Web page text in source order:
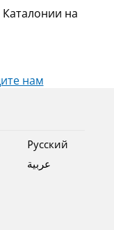
на
нам
Pусский
عربية